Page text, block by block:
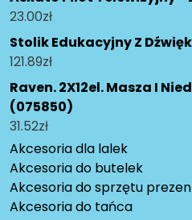
23.00zł
Stolik Edukacyjny Z
121.89zł
Raven. 2X12el. Masza I
(075850)
31.52zł
Akcesoria dla lalek
Akcesoria do butelek
Akcesoria do sprzętu
Akcesoria do tańca